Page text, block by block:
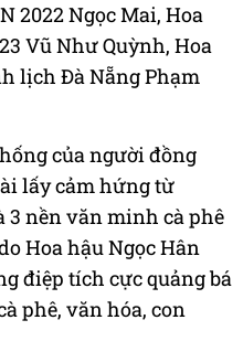
2022 Ngọc Mai, Hoa
Vũ Như Quỳnh, Hoa
lịch Đà Nẵng Phạm
của người đồng
lấy cảm hứng từ
3 nền văn minh cà phê
Hoa hậu Ngọc Hân
điệp tích cực quảng bá
phê, văn hóa, con